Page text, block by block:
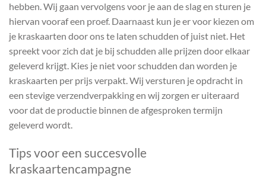
hebben. Wij gaan vervolgens voor je aan de slag en sturen je
hiervan vooraf een proef. Daarnaast kun je er voor kiezen om
je kraskaarten door ons te laten schudden of juist niet. Het
spreekt voor zich dat je bij schudden alle prijzen door elkaar
geleverd krijgt. Kies je niet voor schudden dan worden je
kraskaarten per prijs verpakt. Wij versturen je opdracht in
een stevige verzendverpakking en wij zorgen er uiteraard
voor dat de productie binnen de afgesproken termijn
geleverd wordt.
Tips voor een succesvolle
kraskaartencampagne